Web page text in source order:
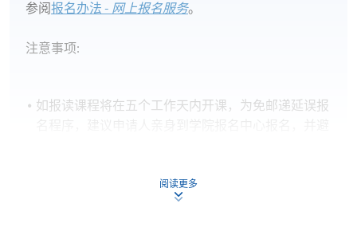
参阅报名办法 - 网上报名服务。
注意事项:
如报读课程将在五个工作天内开课，为免邮递延误报
除由学院裁定的特殊情况（例如课程因报名人数不足
而取消）之外，一切已缴费用概不退还。如获学院批
阅读更多